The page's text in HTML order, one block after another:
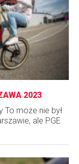
2023
To może nie był
ale PGE